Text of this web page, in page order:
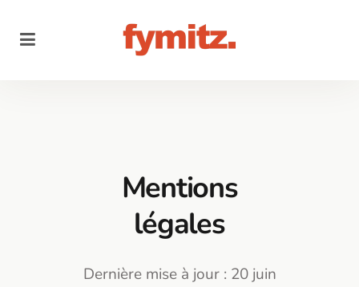
Mentions
légales
Dernière mise à jour : 20 juin